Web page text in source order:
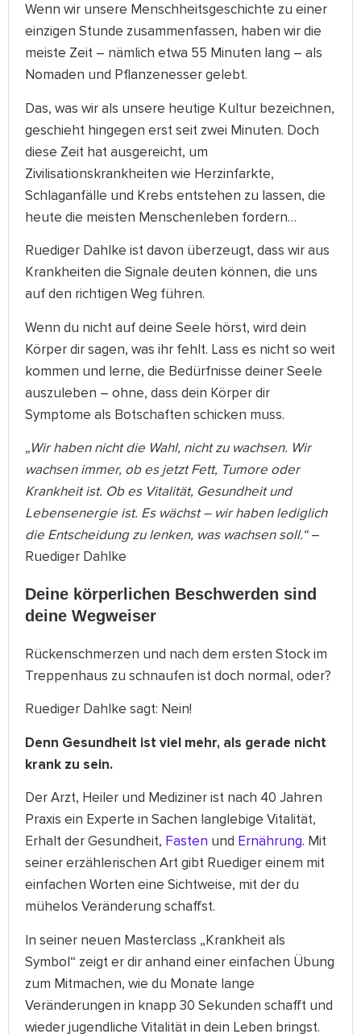
Wenn wir unsere Menschheitsgeschichte zu einer
einzigen Stunde zusammenfassen, haben wir die
meiste Zeit – nämlich etwa 55 Minuten lang – als
Nomaden und Pflanzenesser gelebt.
Das, was wir als unsere heutige Kultur bezeichnen,
geschieht hingegen erst seit zwei Minuten. Doch
diese Zeit hat ausgereicht, um
Zivilisationskrankheiten wie Herzinfarkte,
Schlaganfälle und Krebs entstehen zu lassen, die
heute die meisten Menschenleben fordern…
Ruediger Dahlke ist davon überzeugt, dass wir aus
Krankheiten die Signale deuten können, die uns
auf den richtigen Weg führen.
Wenn du nicht auf deine Seele hörst, wird dein
Körper dir sagen, was ihr fehlt. Lass es nicht so weit
kommen und lerne, die Bedürfnisse deiner Seele
auszuleben – ohne, dass dein Körper dir
Symptome als Botschaften schicken muss.
„Wir haben nicht die Wahl, nicht zu wachsen. Wir
wachsen immer, ob es jetzt Fett, Tumore oder
Krankheit ist. Ob es Vitalität, Gesundheit und
Lebensenergie ist. Es wächst – wir haben lediglich
die Entscheidung zu lenken, was wachsen soll.“–
Ruediger Dahlke
Deine körperlichen Beschwerden sind
deine Wegweiser
Rückenschmerzen und nach dem ersten Stock im
Treppenhaus zu schnaufen ist doch normal, oder?
Ruediger Dahlke sagt: Nein!
Denn Gesundheit ist viel mehr, als gerade nicht
krank zu sein.
Der Arzt, Heiler und Mediziner ist nach 40 Jahren
Praxis ein Experte in Sachen langlebige Vitalität,
Erhalt der Gesundheit, Fasten und Ernährung. Mit
seiner erzählerischen Art gibt Ruediger einem mit
einfachen Worten eine Sichtweise, mit der du
mühelos Veränderung schaffst.
In seiner neuen Masterclass „Krankheit als
Symbol“ zeigt er dir anhand einer einfachen Übung
zum Mitmachen, wie du Monate lange
Veränderungen in knapp 30 Sekunden schafft und
wieder jugendliche Vitalität in dein Leben bringst.